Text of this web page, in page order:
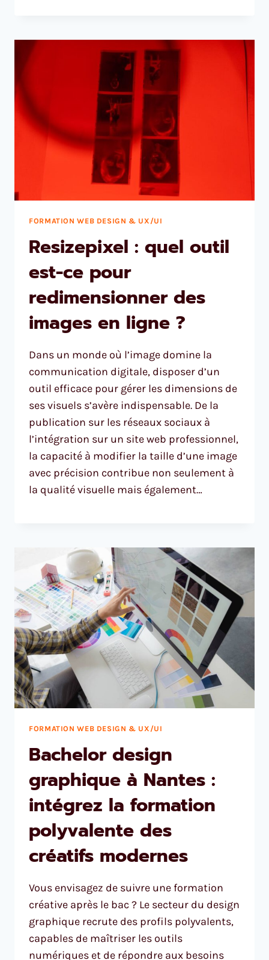
FORMATION WEB DESIGN & UX/UI
Resizepixel : quel outil
est-ce pour
redimensionner des
images en ligne ?
Dans un monde où l’image domine la
communication digitale, disposer d’un
outil efficace pour gérer les dimensions de
ses visuels s’avère indispensable. De la
publication sur les réseaux sociaux à
l’intégration sur un site web professionnel,
la capacité à modifier la taille d’une image
avec précision contribue non seulement à
la qualité visuelle mais également…
FORMATION WEB DESIGN & UX/UI
Bachelor design
graphique à Nantes :
intégrez la formation
polyvalente des
créatifs modernes
Vous envisagez de suivre une formation
créative après le bac ? Le secteur du design
graphique recrute des profils polyvalents,
capables de maîtriser les outils
numériques et de répondre aux besoins